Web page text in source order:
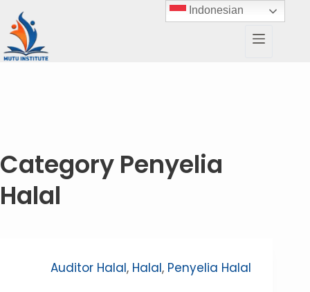
Category Penyelia
Halal
Auditor Halal, Halal, Penyelia Halal
Indonesian